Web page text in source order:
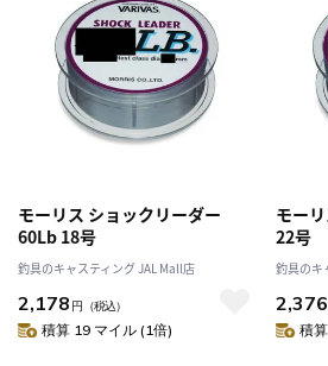
モーリス ショックリーダー
60Lb 18号
釣具のキャスティング JAL Mall店
2,178 円 （税込）
積算 19 マイル (1倍)
モー
22号
釣具のキ
2,376
積